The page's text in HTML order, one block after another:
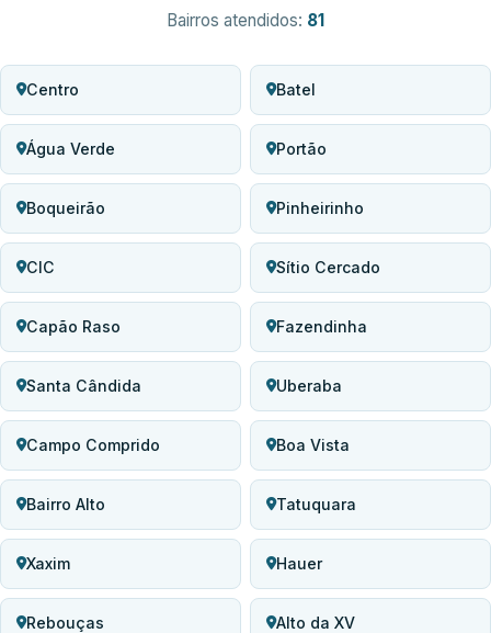
Bairros atendidos: 81
Centro Batel
Água Verde Portão
Boqueirão Pinheirinho
CIC Sítio Cercado
Capão Raso Fazendinha
Santa Cândida Uberaba
Campo Comprido Boa Vista
Bairro Alto Tatuquara
Xaxim Hauer
Rebouças Alto da XV